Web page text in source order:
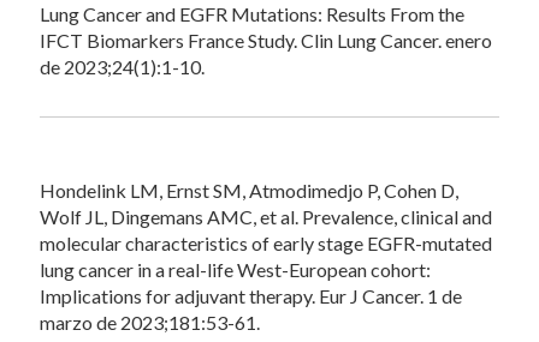
Lung Cancer and EGFR Mutations: Results From the
IFCT Biomarkers France Study. Clin Lung Cancer. enero
de 2023;24(1):1-10.
Hondelink LM, Ernst SM, Atmodimedjo P, Cohen D,
Wolf JL, Dingemans AMC, et al. Prevalence, clinical and
molecular characteristics of early stage EGFR-mutated
lung cancer in a real-life West-European cohort:
Implications for adjuvant therapy. Eur J Cancer. 1 de
marzo de 2023;181:53-61.